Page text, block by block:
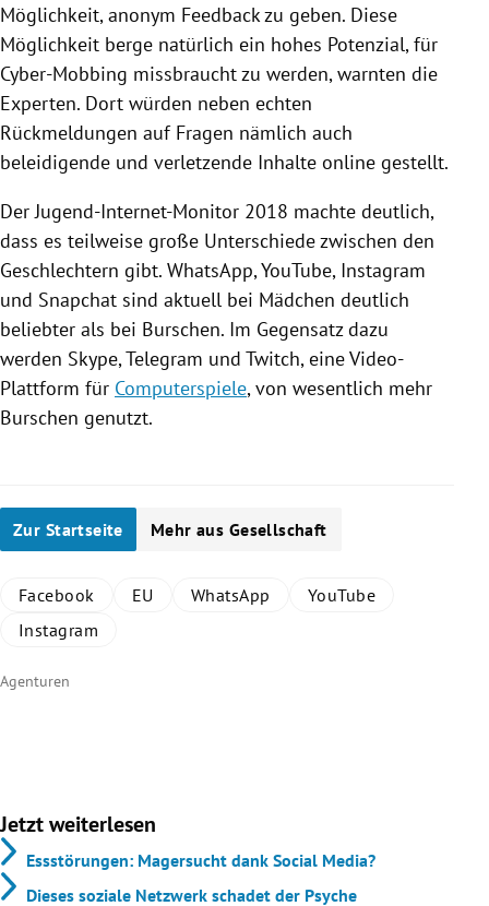
Möglichkeit, anonym Feedback zu geben. Diese
Möglichkeit berge natürlich ein hohes Potenzial, für
Cyber-Mobbing missbraucht zu werden, warnten die
Experten. Dort würden neben echten
Rückmeldungen auf Fragen nämlich auch
beleidigende und verletzende Inhalte online gestellt.
Der Jugend-Internet-Monitor 2018 machte deutlich,
dass es teilweise große Unterschiede zwischen den
Geschlechtern gibt. WhatsApp,YouTube, Instagram
und Snapchat sind aktuell bei Mädchen deutlich
beliebter als bei Burschen. Im Gegensatz dazu
werden Skype, Telegram und Twitch, eine Video-
Plattform für Computerspiele, von wesentlich mehr
Burschen genutzt.
Zur Startseite Mehr aus Gesellschaft
Facebook EU WhatsApp
YouTube
Instagram
Agenturen
Jetzt weiterlesen
Essstörungen: Magersucht dank Social Media?
Dieses soziale Netzwerk schadet der Psyche